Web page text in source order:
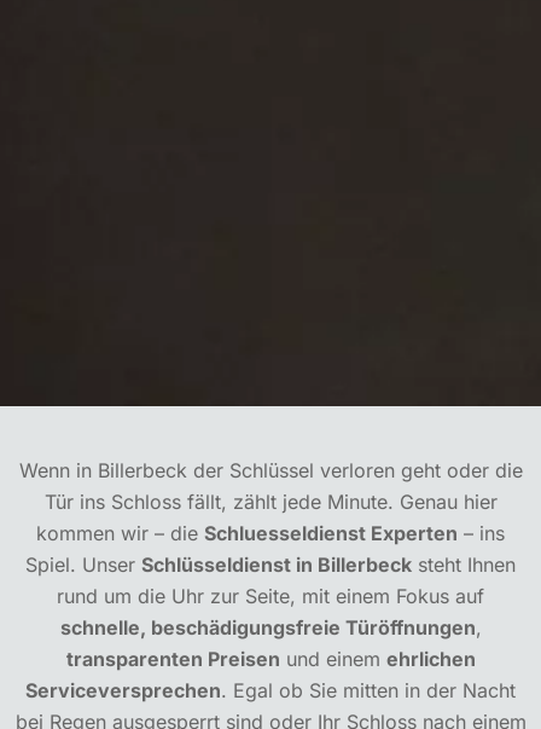
Wenn in Billerbeck der Schlüssel verloren geht oder die
Tür ins Schloss fällt, zählt jede Minute. Genau hier
kommen wir – die Schluesseldienst Experten – ins
Spiel. Unser Schlüsseldienst in Billerbeck steht Ihnen
rund um die Uhr zur Seite, mit einem Fokus auf
schnelle, beschädigungsfreie Türöffnungen,
transparenten Preisen und einem ehrlichen
Serviceversprechen. Egal ob Sie mitten in der Nacht
bei Regen ausgesperrt sind oder Ihr Schloss nach einem